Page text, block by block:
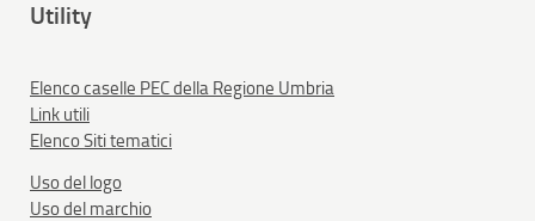
Utility
Elenco caselle PEC della Regione Umbria
Link utili
Elenco Siti tematici
Uso del logo
Uso del marchio